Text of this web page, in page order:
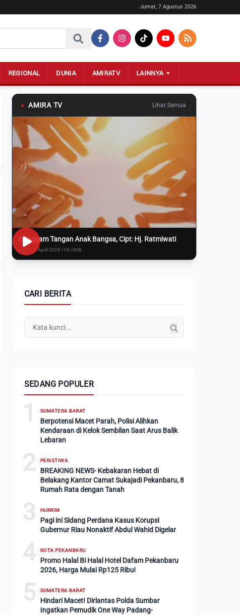
Jumat, 7 Agustus 2026
REGIONAL DUNIA AMIRATV LAINNYA
● AMIRA TV Lihat Semua
Genggam Tangan Anak Bangsa, Cipt: Hj. Ratmiwati
Rabu, 8 April 2026 | 16:i WIB
CARI BERITA
SEDANG POPULER
1 SUMATERA BARAT
Berpotensi Macet Parah, Polisi Alihkan
Kendaraan di Kelok Sembilan Saat Arus Balik
Lebaran
2 PERISTIWA
BREAKING NEWS- Kebakaran Hebat di
Belakang Kantor Camat Sukajadi Pekanbaru, 8
Rumah Rata dengan Tanah
3 HUKRIM
Pagi ini Sidang Perdana Kasus Korupsi
Gubernur Riau Nonaktif Abdul Wahid Digelar
4 KOTA PEKANBARU
Promo Halal Bi Halal Hotel Dafam Pekanbaru
2026, Harga Mulai Rp125 Ribu!
5 SUMATERA BARAT
Hindari Macet! Dirlantas Polda Sumbar
Ingatkan Pemudik One Way Padang-